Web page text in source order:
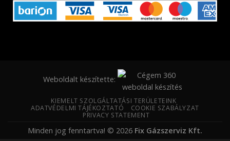
Weboldalt készítette:
KIEMELT SZOLGÁLTATÁSI TERÜLETEINK
ADATVÉDELMI TÁJÉKOZTATÓ
COOKIE SZABÁLYZAT
PRIVACY STATEMENT
Minden jog fenntartva! © 2026 Fix Gázszerviz Kft.